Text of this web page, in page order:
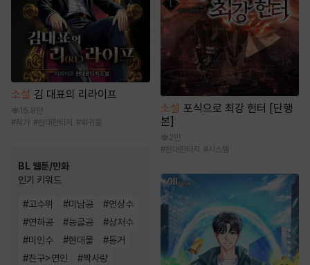
소설 김 대표의 리라이프
15.8만
#작가 #현대판타지 #회귀물
BL 웹툰/만화
인기 키워드
#고수위 #미남공 #연상수
#연하공 #능글공 #상처수
#미인수 #현대물 #동거
#친구>연인 #짝사랑
소설 포식으로 최강 헌터 [단행
본]
2만
#현대판타지 #시스템